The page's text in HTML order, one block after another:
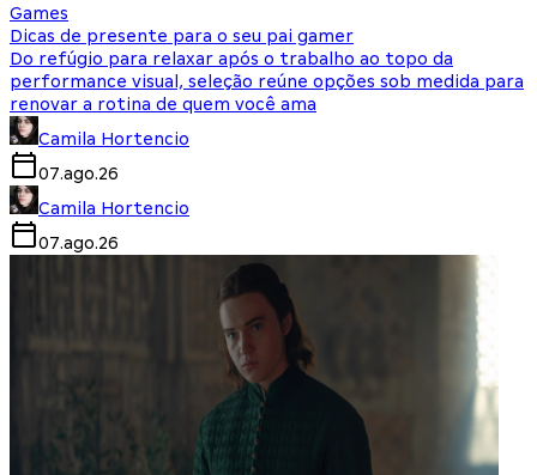
Games
Dicas de presente para o seu pai gamer
Do refúgio para relaxar após o trabalho ao topo da
performance visual, seleção reúne opções sob medida para
renovar a rotina de quem você ama
Camila Hortencio
07.ago.26
Camila Hortencio
07.ago.26